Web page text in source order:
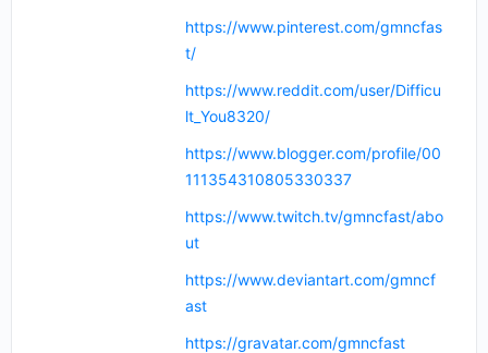
https://www.pinterest.com/gmncfas
t/
https://www.reddit.com/user/Difficu
lt_You8320/
https://www.blogger.com/profile/00
111354310805330337
https://www.twitch.tv/gmncfast/abo
ut
https://www.deviantart.com/gmncf
ast
https://gravatar.com/gmncfast